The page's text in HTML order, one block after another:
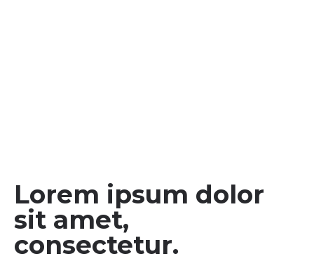
Lorem ipsum dolor
sit amet,
consectetur.